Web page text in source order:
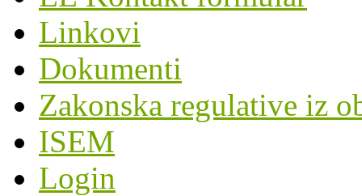
Linkovi
Dokumenti
Zakonska regulative iz
ISEM
Login